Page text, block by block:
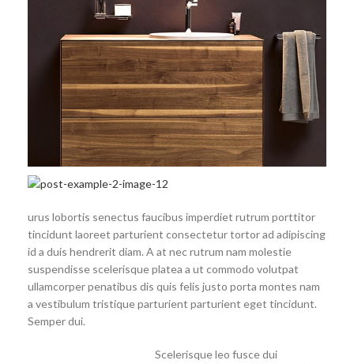
urus lobortis senectus faucibus imperdiet rutrum porttitor
tincidunt laoreet parturient consectetur tortor ad adipiscing
id a duis hendrerit diam. A at nec rutrum nam molestie
suspendisse scelerisque platea a ut commodo volutpat
ullamcorper penatibus dis quis felis justo porta montes nam
a vestibulum tristique parturient parturient eget tincidunt.
Semper dui.
Scelerisque leo fusce dui